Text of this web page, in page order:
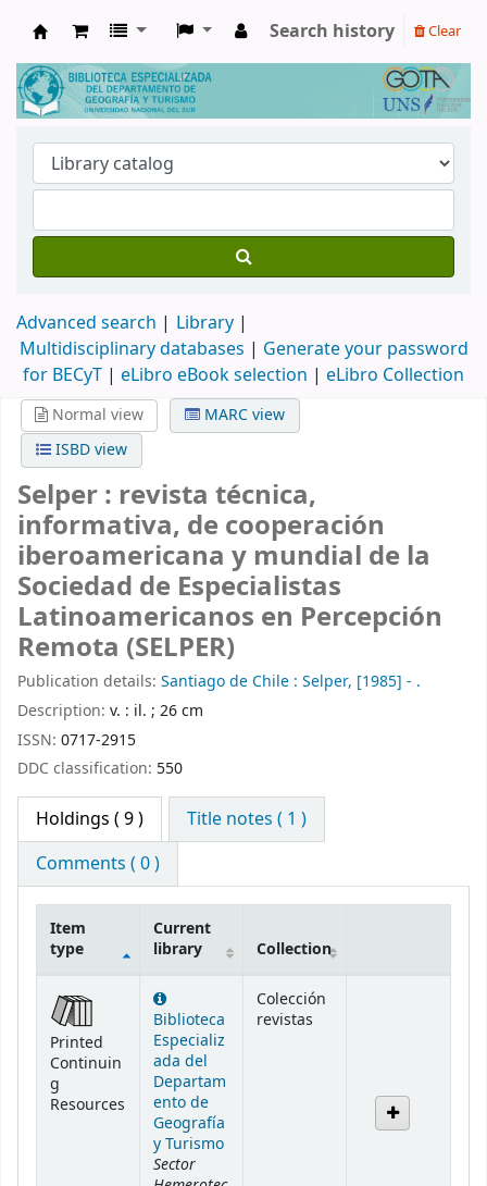
Biblioteca de Geografía y Turismo
Search history Clear
Advanced search
Library
Multidisciplinary databases | Generate your password
for BECyT | eLibro eBook selection | eLibro Collection
Normal view
MARC view
ISBD view
Selper : revista técnica,
informativa, de cooperación
iberoamericana y mundial de la
Sociedad de Especialistas
Latinoamericanos en Percepción
Remota (SELPER)
Publication details: Santiago de Chile : Selper, [1985] - .
Description: v. : il. ; 26 cm
ISSN: 0717-2915
DDC classification: 550
Holdings ( 9 )
Title notes ( 1 )
Comments ( 0 )
Item
type
Current
library
Collection
Printed
Continuin
g
Resources
Biblioteca
Especializ
ada del
Departam
ento de
Geografía
y Turismo
Sector
Colección
revistas